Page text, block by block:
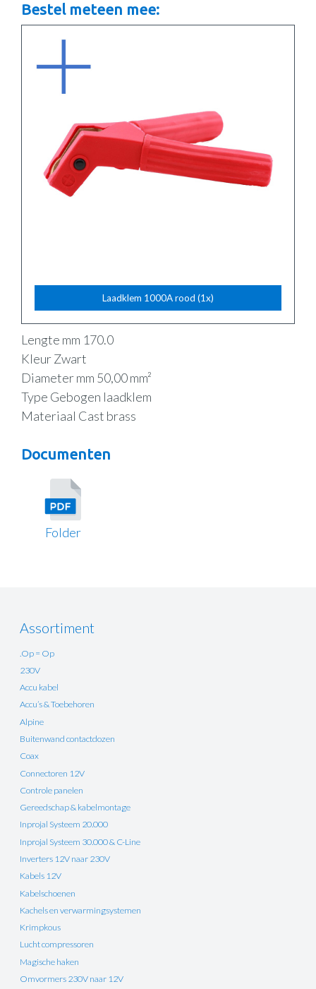
Bestel meteen mee:
Laadklem 1000A rood (1x)
Lengte mm 170.0
Kleur Zwart
Diameter mm 50,00 mm²
Type Gebogen laadklem
Materiaal Cast brass
Documenten
Folder
Assortiment
.Op = Op
230V
Accu kabel
Accu’s & Toebehoren
Alpine
Buitenwand contactdozen
Coax
Connectoren 12V
Controle panelen
Gereedschap & kabelmontage
Inprojal Systeem 20.000
Inprojal Systeem 30.000 & C-Line
Inverters 12V naar 230V
Kabels 12V
Kabelschoenen
Kachels en verwarmingsystemen
Krimpkous
Lucht compressoren
Magische haken
Omvormers 230V naar 12V